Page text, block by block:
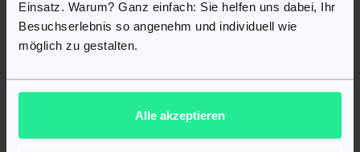
Einsatz. Warum? Ganz einfach: Sie helfen uns dabei, Ihr
Besuchserlebnis so angenehm und individuell wie
möglich zu gestalten.
Alle akzeptieren
hängen eng mit dem richtigen Zusammenspiel wichtiger
Nährstoffe zusammen. Die kombinierte Untersuchung von
Vitamin D3, Calcium und Albumin bietet einen präzisen Einblick
Knochengesundheit, das Immunsystem und den
Muskelstoffwechsel. Ein Mangel bleibt oft lange unbemerkt,